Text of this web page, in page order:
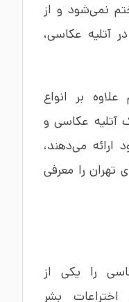
نمی‌شود و از
آتلیه عکاسی،
بر انواع
آتلیه عکاسی و
ارائه می‌دهند،
تهران را معرفی
را یکی از
اختراعات بشر